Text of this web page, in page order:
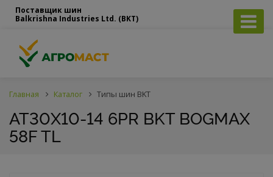
Поставщик шин
Balkrishna Industries Ltd. (BKT)
Главная Каталог Типы шин BKT
AT30X10-14 6PR BKT BOGMAX
58F TL